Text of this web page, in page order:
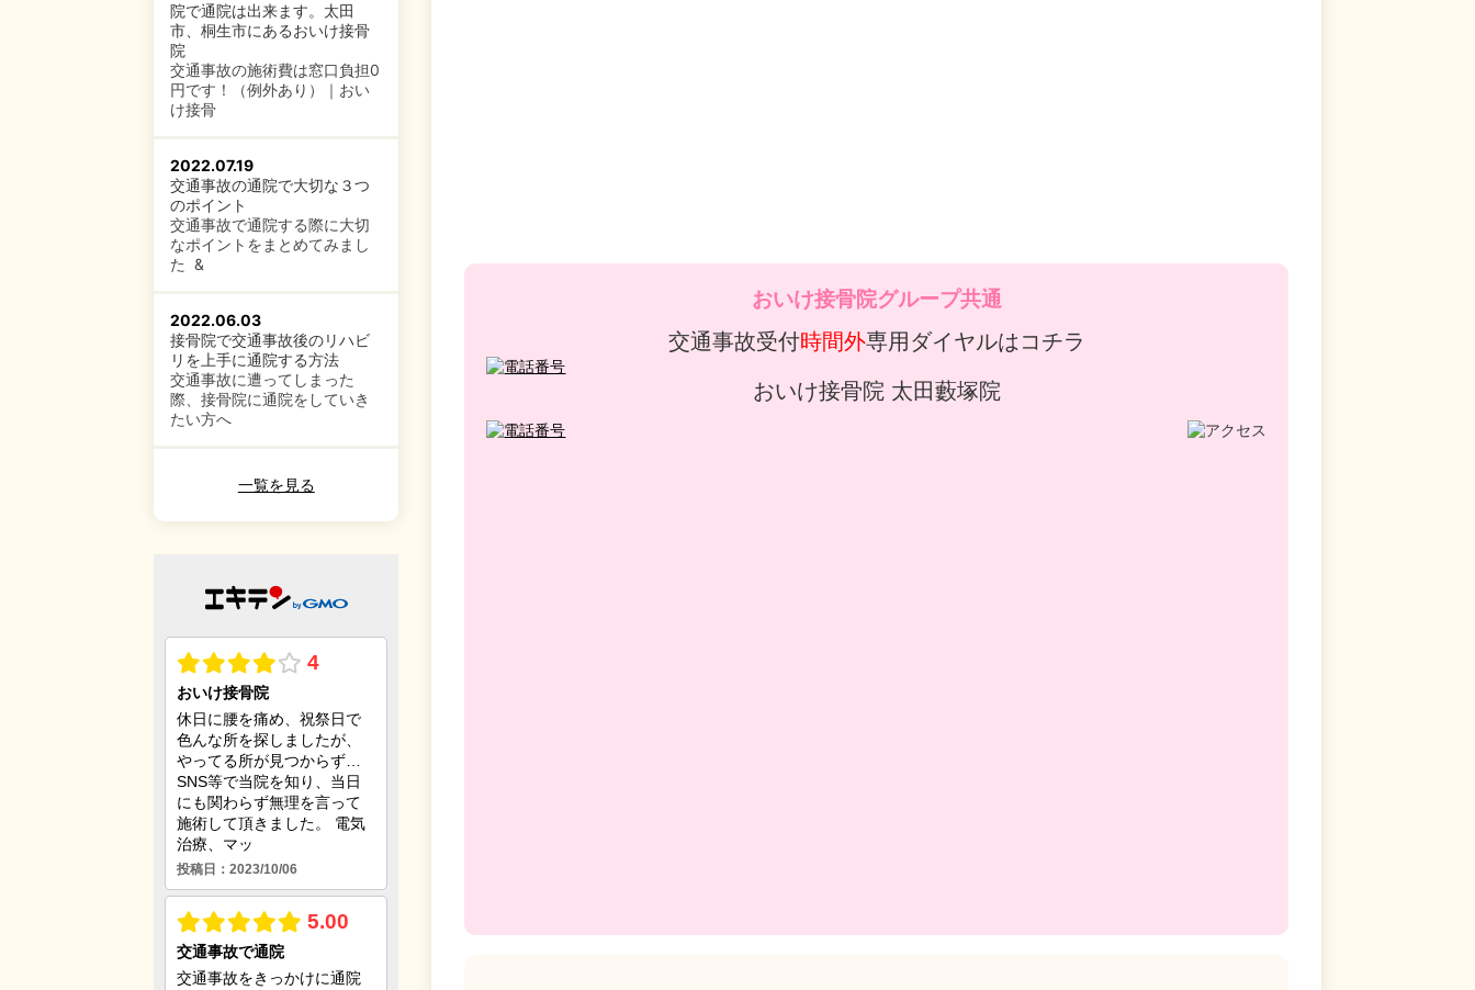
院で通院は出来ます。太田
市、桐生市にあるおいけ接骨
院
交通事故の施術費は窓口負担0
円です！（例外あり）｜おい
け接骨
2022.07.19
交通事故の通院で大切な３つ
のポイント
交通事故で通院する際に大切
なポイントをまとめてみまし
た &
2022.06.03
接骨院で交通事故後のリハビ
リを上手に通院する方法
交通事故に遭ってしまった
際、接骨院に通院をしていき
たい方へ
一覧を見る
おいけ接骨院グループ共通
交通事故受付時間外専用ダイヤルはコチラ
おいけ接骨院 太田藪塚院